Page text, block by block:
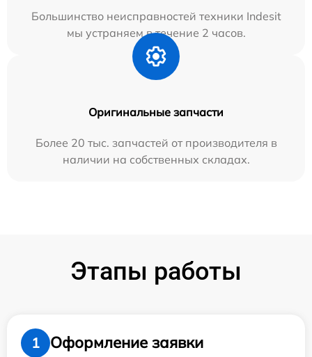
Большинство неисправностей техники Indesit
мы устраняем в течение 2 часов.
Оригинальные запчасти
Более 20 тыс. запчастей от производителя в
наличии на собственных складах.
Этапы работы
1
Оформление заявки